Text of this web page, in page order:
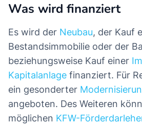
Was wird finanziert
Es wird der Neubau, der Kauf
Bestandsimmobilie oder der
beziehungsweise Kauf einer
Kapitalanlage finanziert. Für
ein gesonderter
angeboten. Des Weiteren
möglichen KFW-